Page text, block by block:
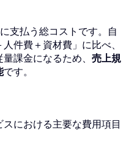
支払う総コストです。自
件費＋資材費」に比べ、
課金になるため、 売上規
です。
における主要な費用項目